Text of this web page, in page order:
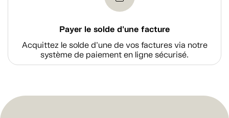
Payer le solde d'une facture
Acquittez le solde d’une de vos factures via notre
système de paiement en ligne sécurisé.